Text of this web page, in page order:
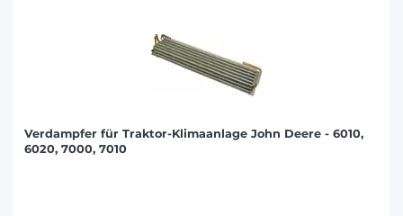
Verdampfer für Traktor-Klimaanlage John Deere - 6010,
6020, 7000, 7010